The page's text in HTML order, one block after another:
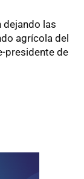
dejando las
agrícola del
presidente de